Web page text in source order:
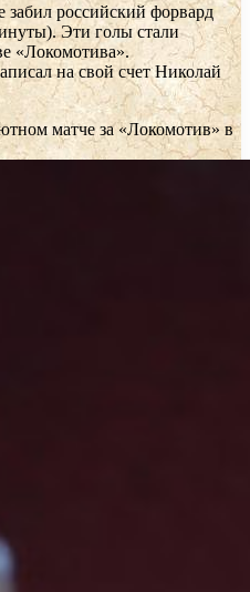
российский форвард
Эти голы стали
«Локомотива».
на свой счет Николай
матче за «Локомотив» в